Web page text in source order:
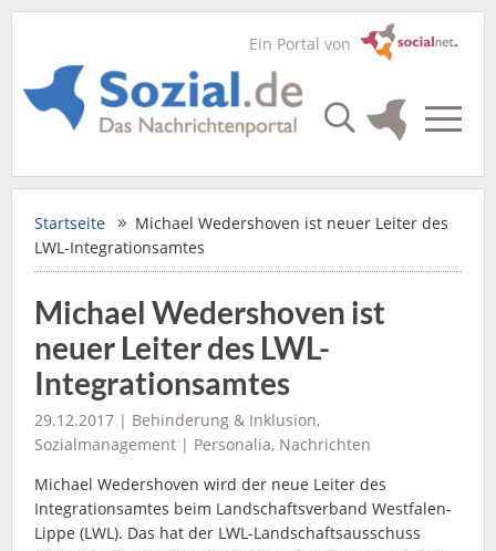
Ein Portal von
Startseite
Michael Wedershoven ist neuer Leiter des
LWL-Integrationsamtes
Michael Wedershoven ist
neuer Leiter des LWL-
Integrationsamtes
29.12.2017 | Behinderung & Inklusion,
Sozialmanagement | Personalia, Nachrichten
Michael Wedershoven wird der neue Leiter des
Integrationsamtes beim Landschaftsverband Westfalen-
Lippe (LWL). Das hat der LWL-Landschaftsausschuss